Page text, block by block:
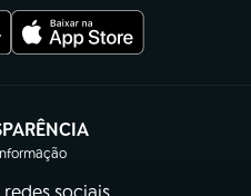
(abre em nova aba)